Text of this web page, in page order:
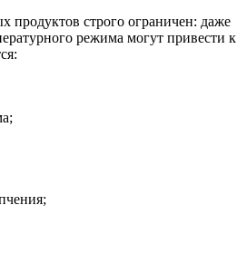
продуктов строго ограничен: даже
режима могут привести к